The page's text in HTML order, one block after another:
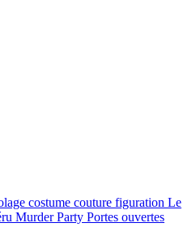
costume couture figuration Le
Murder Party Portes ouvertes